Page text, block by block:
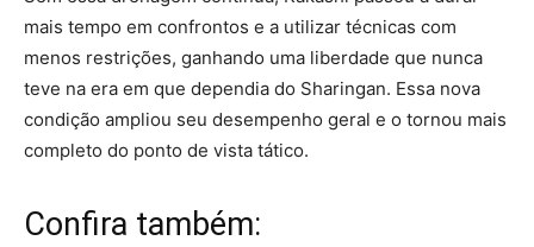
mais tempo em confrontos e a utilizar técnicas com
menos restrições, ganhando uma liberdade que nunca
teve na era em que dependia do Sharingan. Essa nova
condição ampliou seu desempenho geral e o tornou mais
completo do ponto de vista tático.
Confira também: